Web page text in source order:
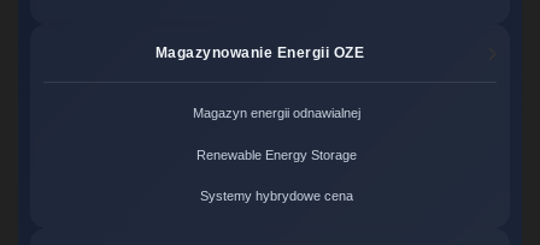
Magazynowanie Energii OZE
Magazyn energii odnawialnej
Renewable Energy Storage
Systemy hybrydowe cena